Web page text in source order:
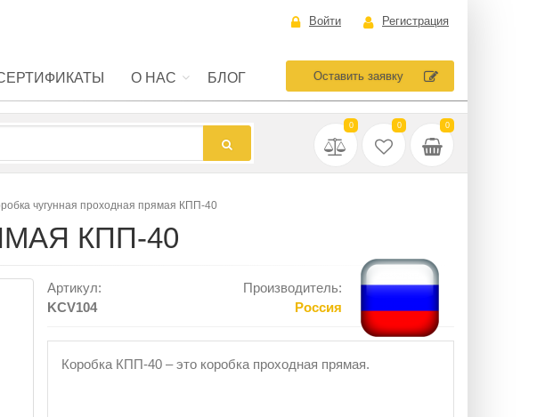
Войти Регистрация
О НАС БЛОГ Оставить заявку
0 0 0
чугунная проходная прямая КПП-40
КПП-40
Артикул:
KCV104
Производитель:
Россия
Коробка КПП-40 – это коробка проходная прямая.